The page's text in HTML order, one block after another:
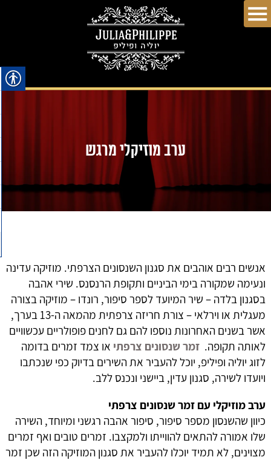
ערב מוזיקלי מרגש
אנשים רבים אוהבים את סגנון השנסונים הצרפתי. מוזיקה עדינה
ונעימה שמקורה בימי הביניים ותקופת הרנסנס. שירי אהבה
בסגנון בלדה – שיר המיועד לספר סיפור, רונדו – מוזיקה בצורה
מעגלית או וירלאי – צורת חריזה צרפתית מהמאה ה-13 בערך,
אשר בשנים האחרונות נוספו להם גם לחנים פופולריים עכשוויים
לאותה תקופה. זמר שנסונים צרפתי או צמד זמרים בדומה
לזוג יוליה ופיליפ, יוכל להעביר את השירים בדיוק כפי שנכתבו
ויועדו לשירה, סגנון עדין, ביישני ונכנס ללב.
ערב מוזיקלי עם זמר שנסונים צרפתי
כיוון שהשנסון מספר סיפור, סיפור אהבה רגשני ומיוחד, השירה
שלו אמורה להתאים להווייתו ולמקצבו. זמרים טובים ואף זמרים
מצוינים, לא תמיד יוכלו להעביר את סגנון המוזיקה הזה שכן זמר